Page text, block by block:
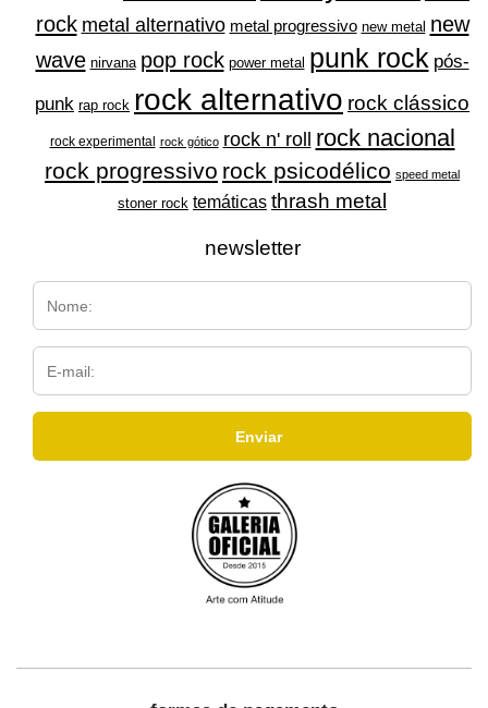
rock metal alternativo metal progressivo new metal new
wave nirvana pop rock power metal punk rock pós-
punk rap rock rock alternativo rock clássico
rock experimental rock gótico rock n' roll rock nacional
rock progressivo rock psicodélico speed metal
stoner rock temáticas thrash metal
newsletter